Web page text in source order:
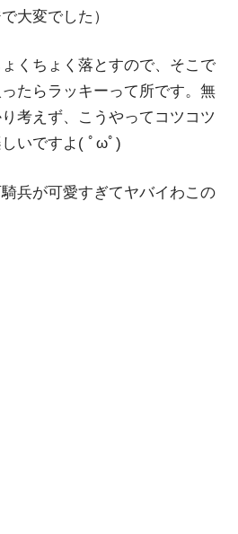
大変でした）
くちょく落とすので、そこで
たらラッキーって所です。無
考えず、こうやってコツコツ
いですよ( ﾟωﾟ)
兵が可愛すぎてヤバイわこの